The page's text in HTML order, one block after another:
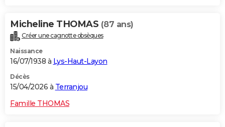
Micheline THOMAS (87 ans)
Créer une cagnotte obsèques
Naissance
16/07/1938 à Lys-Haut-Layon
Décès
15/04/2026 à Terranjou
Famille THOMAS